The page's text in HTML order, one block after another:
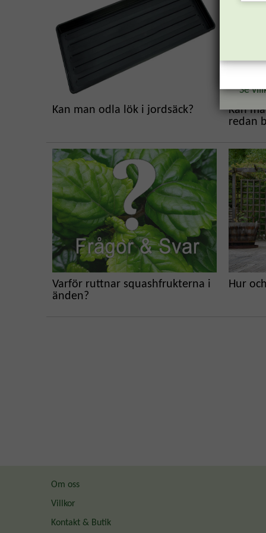
Kan man odla lök i jordsäck?
Kan
redan
Varför ruttnar squashfrukterna i
änden?
Hur
Om oss
Villkor
Kontakt & Butik
*Se